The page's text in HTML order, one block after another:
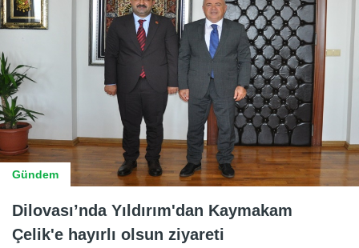
Gündem
Dilovası’nda Yıldırım'dan Kaymakam
Çelik'e hayırlı olsun ziyareti